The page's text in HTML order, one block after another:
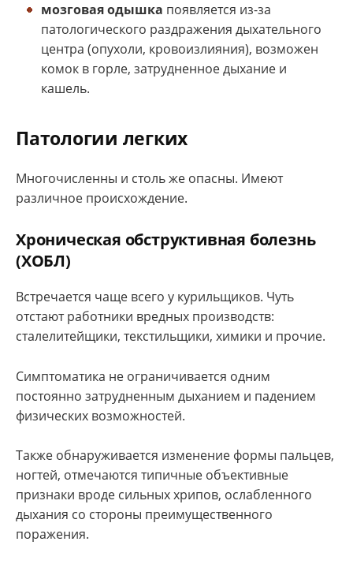
мозговая одышка появляется из-за
патологического раздражения дыхательного
центра (опухоли, кровоизлияния), возможен
комок в горле, затрудненное дыхание и
кашель.
Патологии легких
Многочисленны и столь же опасны. Имеют
различное происхождение.
Хроническая обструктивная болезнь
(ХОБЛ)
Встречается чаще всего у курильщиков. Чуть
отстают работники вредных производств:
сталелитейщики, текстильщики, химики и прочие.
Симптоматика не ограничивается одним
постоянно затрудненным дыханием и падением
физических возможностей.
Также обнаруживается изменение формы пальцев,
ногтей, отмечаются типичные объективные
признаки вроде сильных хрипов, ослабленного
дыхания со стороны преимущественного
поражения.